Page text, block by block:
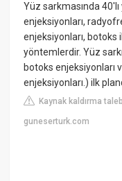
Yüz sarkmasında
enjeksiyonları,
enjeksiyonları,
yöntemlerdir. Yüz
botoks
enjeksiyonları.) ilk
Kaynak kaldırma
guneserturk.com